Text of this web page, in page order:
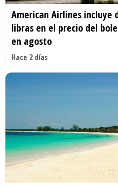
American Airlines incluye
libras en el precio del
en agosto
Hace 2 días